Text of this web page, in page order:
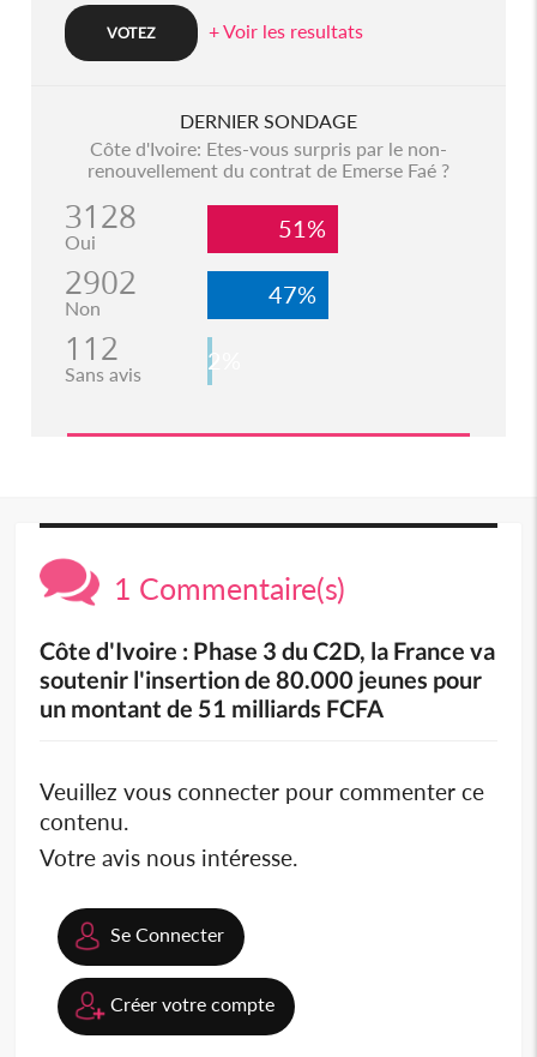
+ Voir les resultats
DERNIER SONDAGE
Côte d'Ivoire: Etes-vous surpris par le non-
renouvellement du contrat de Emerse Faé ?
3128
Oui 51%
2902
Non 47%
112
Sans avis 2%
1 Commentaire(s)
Côte d'Ivoire : Phase 3 du C2D, la France va
soutenir l'insertion de 80.000 jeunes pour
un montant de 51 milliards FCFA
Veuillez vous connecter pour commenter ce
contenu.
Votre avis nous intéresse.
Se Connecter
Créer votre compte